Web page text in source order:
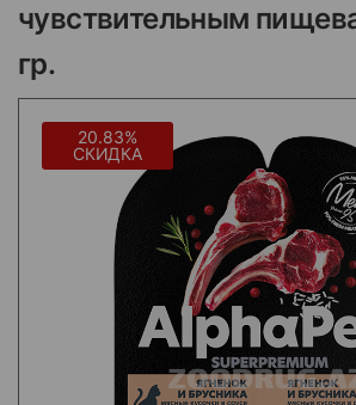
чувствительным
гр.
20.83%
СКИДКА